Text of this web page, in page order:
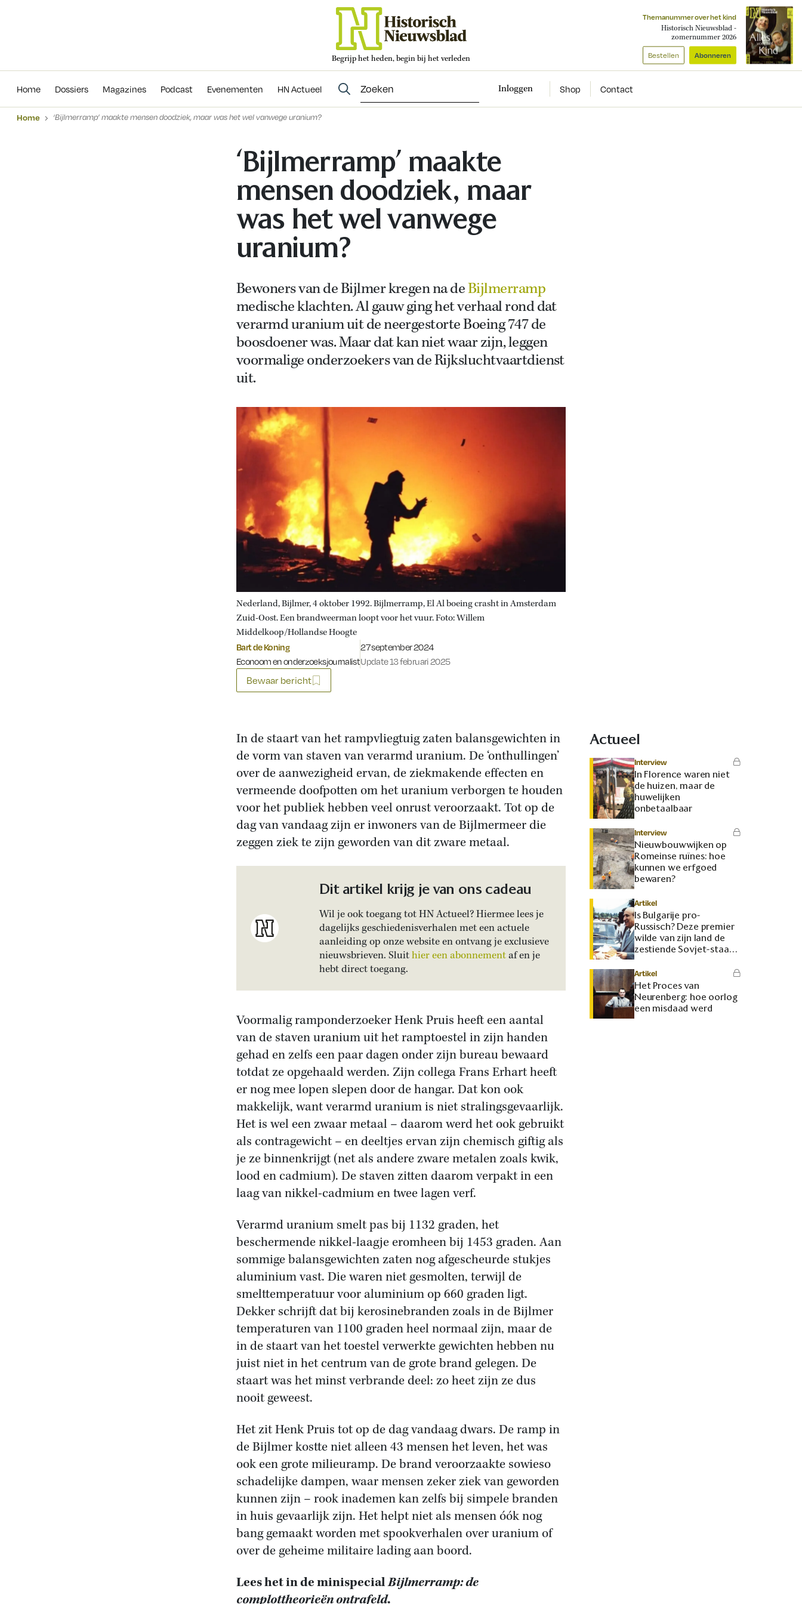
Begrijp het heden, begin bij het verleden
Themanummer over het kind
Historisch Nieuwsblad -
zomernummer 2026
Bestellen Abonneren
Home Dossiers Magazines Podcast Evenementen HN Actueel Inloggen Shop Contact
Evenementen
Home ‘Bijlmerramp’ maakte mensen doodziek, maar was het wel vanwege uranium?
‘Bijlmerramp’ maakte
mensen doodziek, maar
was het wel vanwege
uranium?
Bewoners van de Bijlmer kregen na deBijlmerramp
medische klachten. Al gauw ging het verhaal rond dat
verarmd uranium uit de neergestorte Boeing 747 de
boosdoener was. Maar dat kan niet waar zijn, leggen
voormalige onderzoekers van de Rijksluchtvaartdienst
uit.
Nederland, Bijlmer, 4 oktober 1992. Bijlmerramp, El Al boeing crasht in Amsterdam
Zuid-Oost. Een brandweerman loopt voor het vuur. Foto: Willem
Middelkoop/Hollandse Hoogte
Bart de Koning
Econoom en onderzoeksjournalist
Gepubliceerd op:
27 september 2024
Update 13 februari 2025
Bewaar bericht
In de staart van het rampvliegtuig zaten balansgewichten in
de vorm van staven van verarmd uranium. De ‘onthullingen’
over de aanwezigheid ervan, de ziekmakende effecten en
vermeende doofpotten om het uranium verborgen te houden
voor het publiek hebben veel onrust veroorzaakt. Tot op de
dag van vandaag zijn er inwoners van de Bijlmermeer die
zeggen ziek te zijn geworden van dit zware metaal.
Dit artikel krijg je van ons cadeau
Wil je ook toegang tot HN Actueel? Hiermee lees je
dagelijks geschiedenisverhalen met een actuele
aanleiding op onze website en ontvang je exclusieve
nieuwsbrieven. Sluithier een abonnementaf en je
hebt direct toegang.
Voormalig ramponderzoeker Henk Pruis heeft een aantal
van de staven uranium uit het ramptoestel in zijn handen
gehad en zelfs een paar dagen onder zijn bureau bewaard
totdat ze opgehaald werden. Zijn collega Frans Erhart heeft
er nog mee lopen slepen door de hangar. Dat kon ook
makkelijk, want verarmd uranium is niet stralingsgevaarlijk.
Het is wel een zwaar metaal – daarom werd het ook gebruikt
als contragewicht – en deeltjes ervan zijn chemisch giftig als
je ze binnenkrijgt (net als andere zware metalen zoals kwik,
lood en cadmium). De staven zitten daarom verpakt in een
laag van nikkel-cadmium en twee lagen verf.
Verarmd uranium smelt pas bij 1132 graden, het
beschermende nikkel-laagje eromheen bij 1453 graden. Aan
sommige balansgewichten zaten nog afgescheurde stukjes
aluminium vast. Die waren niet gesmolten, terwijl de
smelttemperatuur voor aluminium op 660 graden ligt.
Dekker schrijft dat bij kerosinebranden zoals in de Bijlmer
temperaturen van 1100 graden heel normaal zijn, maar de
in de staart van het toestel verwerkte gewichten hebben nu
juist niet in het centrum van de grote brand gelegen. De
staart was het minst verbrande deel: zo heet zijn ze dus
nooit geweest.
Het zit Henk Pruis tot op de dag vandaag dwars. De ramp in
de Bijlmer kostte niet alleen 43 mensen het leven, het was
ook een grote milieuramp. De brand veroorzaakte sowieso
schadelijke dampen, waar mensen zeker ziek van geworden
kunnen zijn – rook inademen kan zelfs bij simpele branden
in huis gevaarlijk zijn. Het helpt niet als mensen óók nog
bang gemaakt worden met spookverhalen over uranium of
over de geheime militaire lading aan boord.
Lees het in de minispecialBijlmerramp: de
complottheorieën ontrafeld.
Actueel
Interview
In Florence waren niet
de huizen, maar de
huwelijken
onbetaalbaar
Interview
Nieuwbouwwijken op
Romeinse ruïnes: hoe
kunnen we erfgoed
bewaren?
Artikel
Is Bulgarije pro-
Russisch? Deze premier
wilde van zijn land de
zestiende Sovjet-staat
maken
Artikel
Het Proces van
Neurenberg: hoe oorlog
een misdaad werd